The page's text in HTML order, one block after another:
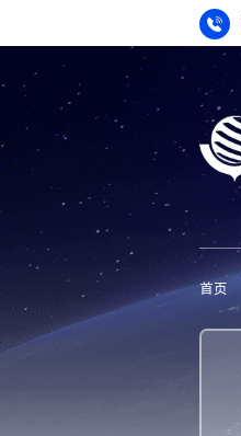
首页